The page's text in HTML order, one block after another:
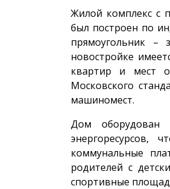
Жилой комплекс с
был построен по
прямоугольник –
новостройке
квартир и мест
Московского
машиномест.
Дом оборудован
энергоресурсов,
коммунальные
родителей с
спортивные